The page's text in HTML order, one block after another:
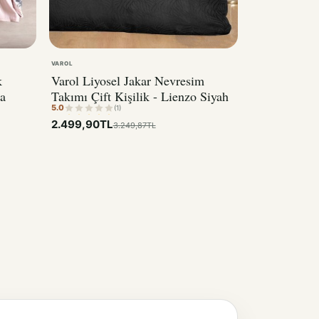
VAROL
Varol Liyosel Jakar Nevresim
Takımı Çift Kişilik - Lienzo Siyah
5.0 (1)
2.499,90TL3.249,87TL